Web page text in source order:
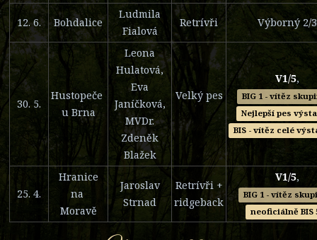
12. 6. Bohdalice
Ludmila
Fialová
Retrívři Výborný 2/3
30. 5.
Hustopeče
u Brna
Leona
Hulatová,
Eva
Janíčková,
MVDr.
Zdeněk
Blažek
Velký pes
V1/5,
BIG 1 - vítěz
Nejlepší pes
BIS - vítěz celé
25. 4.
Hranice
na
Moravě
Jaroslav
Strnad
Retrívři +
ridgeback
V1/5,
BIG 1 - vítěz
neoficiálně BIS